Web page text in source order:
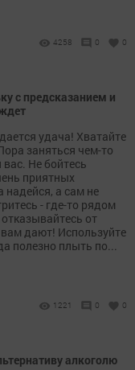
4258 0 0
с предсказанием и
удача! Хватайте
заняться чем-то
Не бойтесь
приятных
надейся, а сам не
- где-то рядом
от
дают! Используйте
полезно плыть по...
1221 0 0
алкоголю